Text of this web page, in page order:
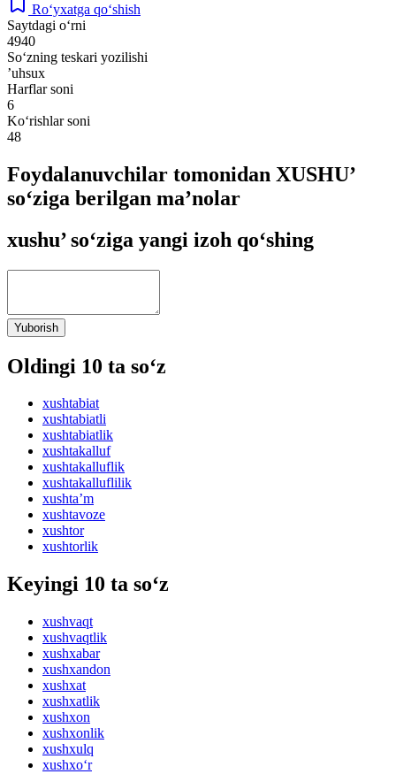
Ro‘yxatga qo‘shish
Saytdagi o‘rni
4940
So‘zning teskari yozilishi
’uhsux
Harflar soni
6
Ko‘rishlar soni
48
Foydalanuvchilar tomonidan XUSHU’
so‘ziga berilgan ma’nolar
xushu’ so‘ziga yangi izoh qo‘shing
Yuborish
Oldingi 10 ta so‘z
xushtabiat
xushtabiatli
xushtabiatlik
xushtakalluf
xushtakalluflik
xushtakalluflilik
xushtaʼm
xushtavoze
xushtor
xushtorlik
Keyingi 10 ta so‘z
xushvaqt
xushvaqtlik
xushxabar
xushxandon
xushxat
xushxatlik
xushxon
xushxonlik
xushxulq
xushxo‘r